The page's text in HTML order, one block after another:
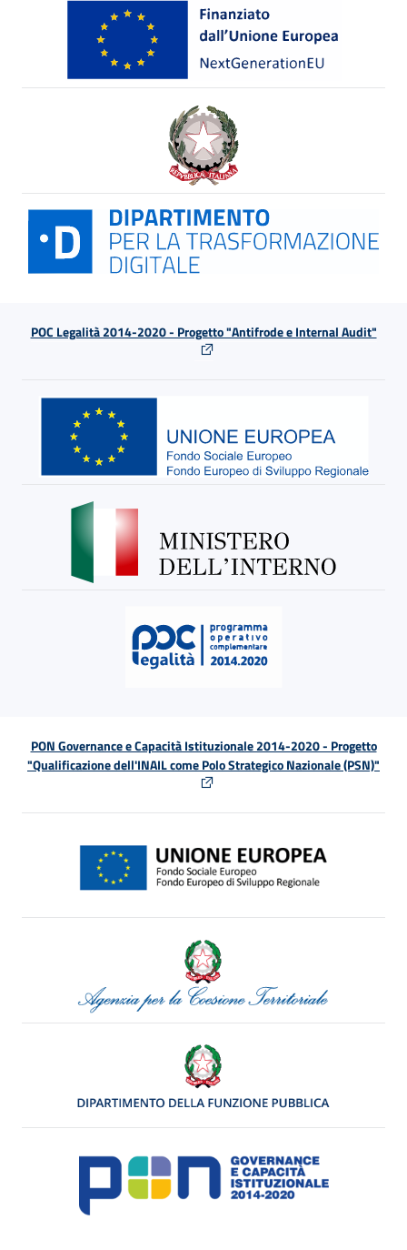
POC Legalità 2014-2020 - Progetto "Antifrode e Internal Audit"
PON Governance e Capacità Istituzionale 2014-2020 - Progetto
"Qualificazione dell'INAIL come Polo Strategico Nazionale (PSN)"